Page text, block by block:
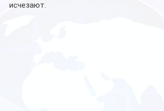
исчезают.